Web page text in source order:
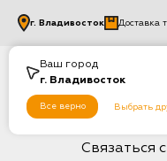
Ваш город
г. Владивосток
Все верно Выбрать
г. Владивосток Доставка
Связаться